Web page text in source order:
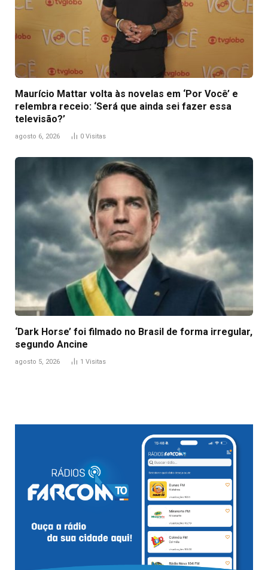
Maurício Mattar volta às novelas em ‘Por Você’ e
relembra receio: ‘Será que ainda sei fazer essa
televisão?’
agosto 6, 2026 0 Visitas
‘Dark Horse’ foi filmado no Brasil de forma irregular,
segundo Ancine
agosto 5, 2026 1 Visitas